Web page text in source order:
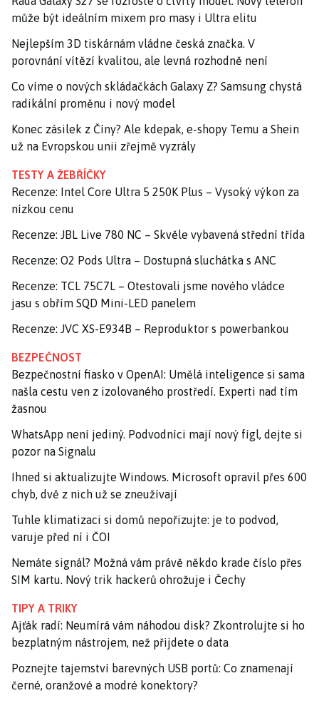
může být ideálním mixem pro masy i Ultra elitu
Nejlepším 3D tiskárnám vládne česká značka. V
porovnání vítězí kvalitou, ale levná rozhodně není
Co víme o nových skládačkách Galaxy Z? Samsung chystá
radikální proměnu i nový model
Konec zásilek z Číny? Ale kdepak, e-shopy Temu a Shein
už na Evropskou unii zřejmě vyzrály
TESTY A ŽEBŘÍČKY
Recenze: Intel Core Ultra 5 250K Plus – Vysoký výkon za
nízkou cenu
Recenze: JBL Live 780 NC – Skvěle vybavená střední třída
Recenze: O2 Pods Ultra – Dostupná sluchátka s ANC
Recenze: TCL 75C7L – Otestovali jsme nového vládce
jasu s obřím SQD Mini-LED panelem
Recenze: JVC XS-E934B – Reproduktor s powerbankou
BEZPEČNOST
Bezpečnostní fiasko v OpenAI: Umělá inteligence si sama
našla cestu ven z izolovaného prostředí. Experti nad tím
žasnou
WhatsApp není jediný. Podvodníci mají nový fígl, dejte si
pozor na Signalu
Ihned si aktualizujte Windows. Microsoft opravil přes 600
chyb, dvě z nich už se zneužívají
Tuhle klimatizaci si domů nepořizujte: je to podvod,
varuje před ní i ČOI
Nemáte signál? Možná vám právě někdo krade číslo přes
SIM kartu. Nový trik hackerů ohrožuje i Čechy
TIPY A TRIKY
Ajťák radí: Neumírá vám náhodou disk? Zkontrolujte si ho
bezplatným nástrojem, než přijdete o data
Poznejte tajemství barevných USB portů: Co znamenají
černé, oranžové a modré konektory?